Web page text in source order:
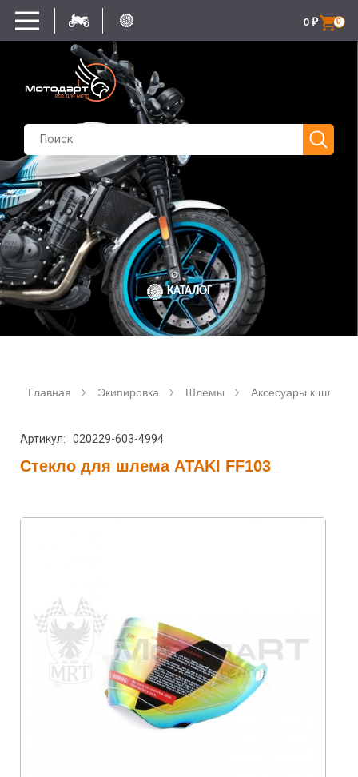
0
0 ₽
КАТАЛОГ
Главная Экипировка Шлемы Аксесуары к
Артикул: 020229-603-4994
Стекло для шлема ATAKI FF103